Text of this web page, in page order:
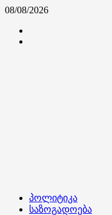
Skip
content
08/08/2026
Primary
Menu
პოლიტიკა
საზოგადოება